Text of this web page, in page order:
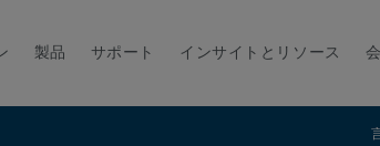
製品 サポート インサイトとリソース